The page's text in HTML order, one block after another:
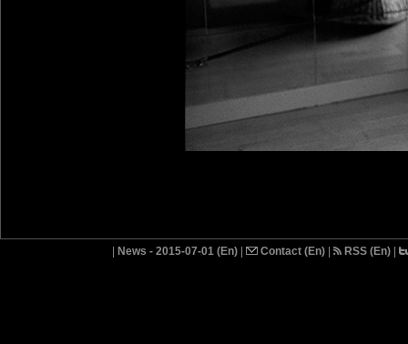
News - 2015-07-01 (En) Contact (En) RSS (En)